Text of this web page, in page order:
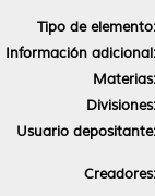
Tipo de elemento:
Información adicional:
Materias:
Divisiones:
Usuario depositante:
Creadores: